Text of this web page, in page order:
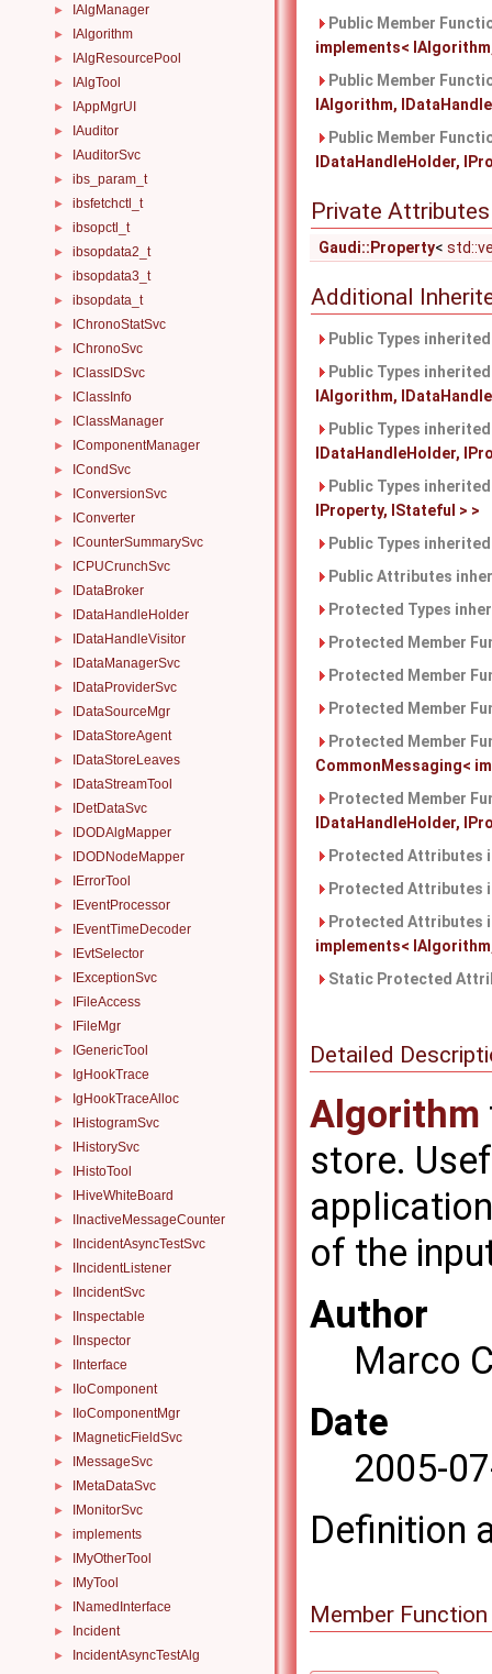
► IAlgManager
► IAlgorithm
► IAlgResourcePool
► IAlgTool
► IAppMgrUI
► IAuditor
► IAuditorSvc
► ibs_param_t
► ibsfetchctl_t
► ibsopctl_t
► ibsopdata2_t
► ibsopdata3_t
► ibsopdata_t
► IChronoStatSvc
► IChronoSvc
► IClassIDSvc
► IClassInfo
► IClassManager
► IComponentManager
► ICondSvc
► IConversionSvc
► IConverter
► ICounterSummarySvc
► ICPUCrunchSvc
► IDataBroker
► IDataHandleHolder
► IDataHandleVisitor
► IDataManagerSvc
► IDataProviderSvc
► IDataSourceMgr
► IDataStoreAgent
► IDataStoreLeaves
► IDataStreamTool
► IDetDataSvc
► IDODAlgMapper
► IDODNodeMapper
► IErrorTool
► IEventProcessor
► IEventTimeDecoder
► IEvtSelector
► IExceptionSvc
► IFileAccess
► IFileMgr
► IGenericTool
► IgHookTrace
► IgHookTraceAlloc
► IHistogramSvc
► IHistorySvc
► IHistoTool
► IHiveWhiteBoard
► IInactiveMessageCounter
► IIncidentAsyncTestSvc
► IIncidentListener
► IIncidentSvc
► IInspectable
► IInspector
► IInterface
► IIoComponent
► IIoComponentMgr
► IMagneticFieldSvc
► IMessageSvc
► IMetaDataSvc
► IMonitorSvc
► implements
► IMyOtherTool
► IMyTool
► INamedInterface
► Incident
► IncidentAsyncTestAlg
Public Member
implements<
Public Member
IAlgorithm,
Public Member
IDataHandleHolder,
Private Attributes
Gaudi::Property<
Additional
Public Types
Public Types
IAlgorithm,
Public Types
IDataHandleHolder,
Public Types
IProperty, IStateful > >
Public Types
Public Attributes
Protected Types
Protected Member
Protected Member
Protected Member
Protected Member
CommonMessaging<
Protected Member
IDataHandleHolder,
Protected Attributes
Protected Attributes
Protected Attributes
implements<
Static Protected
Detailed
Algorithm
store.
of the
Author
Marco
Date
2005-
Definition
Member